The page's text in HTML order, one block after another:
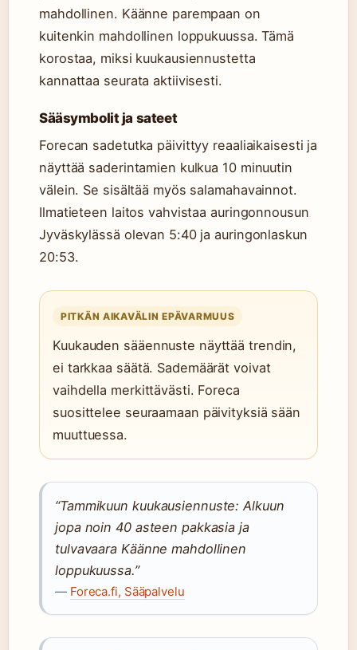
mahdollinen. Käänne parempaan on
kuitenkin mahdollinen loppukuussa. Tämä
korostaa, miksi kuukausiennustetta
kannattaa seurata aktiivisesti.
Sääsymbolit ja sateet
Forecan sadetutka päivittyy reaaliaikaisesti ja
näyttää saderintamien kulkua 10 minuutin
välein. Se sisältää myös salamahavainnot.
Ilmatieteen laitos vahvistaa auringonnousun
Jyväskylässä olevan 5:40 ja auringonlaskun
20:53.
PITKÄN AIKAVÄLIN EPÄVARMUUS
Kuukauden sääennuste näyttää trendin,
ei tarkkaa säätä. Sademäärät voivat
vaihdella merkittävästi. Foreca
suosittelee seuraamaan päivityksiä sään
muuttuessa.
“Tammikuun kuukausiennuste: Alkuun
jopa noin 40 asteen pakkasia ja
tulvavaara Käänne mahdollinen
loppukuussa.”
— Foreca.fi, Sääpalvelu